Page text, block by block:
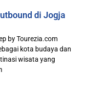
di Jogja
by Tourezia.com
kota budaya dan
wisata yang